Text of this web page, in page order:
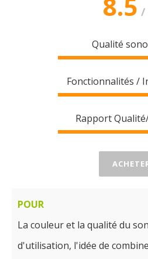
/
Qualité
Fonctionnalités /
Rapport
POUR
La couleur et la qualité du
d'utilisation, l'idée de